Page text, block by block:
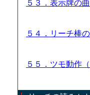
５３．表示牌の
５４．リーチ棒
５５．ツモ動作